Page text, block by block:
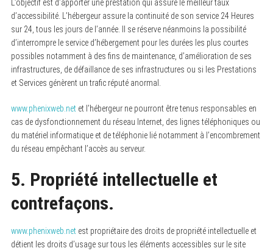
L’objectif est d’apporter une prestation qui assure le meilleur taux
d’accessibilité. L’hébergeur assure la continuité de son service 24 Heures
sur 24, tous les jours de l’année. Il se réserve néanmoins la possibilité
d’interrompre le service d’hébergement pour les durées les plus courtes
possibles notamment à des fins de maintenance, d’amélioration de ses
infrastructures, de défaillance de ses infrastructures ou si les Prestations
et Services génèrent un trafic réputé anormal.
www.phenixweb.netet l’hébergeur ne pourront être tenus responsables en
cas de dysfonctionnement du réseau Internet, des lignes téléphoniques ou
du matériel informatique et de téléphonie lié notamment à l’encombrement
du réseau empêchant l’accès au serveur.
5. Propriété intellectuelle et
contrefaçons.
www.phenixweb.netest propriétaire des droits de propriété intellectuelle et
détient les droits d’usage sur tous les éléments accessibles sur le site